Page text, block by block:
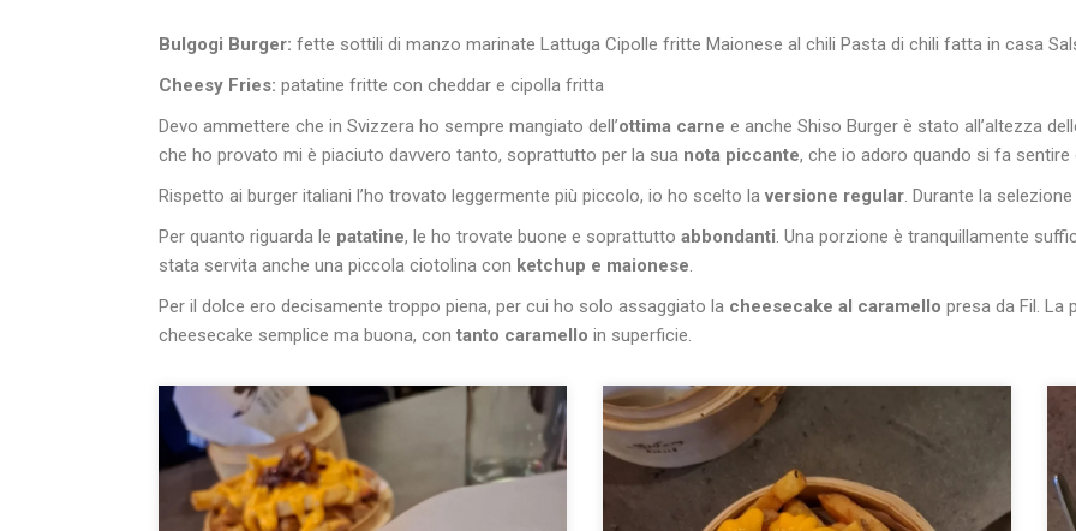
Bulgogi Burger: fette sottili di manzo marinate Lattuga Cipolle fritte Maionese al chili Pasta di chili fatta in casa
Cheesy Fries: patatine fritte con cheddar e cipolla fritta
Devo ammettere che in Svizzera ho sempre mangiato dell’ottima carne e anche Shiso Burger è stato all’altezza
che ho provato mi è piaciuto davvero tanto, soprattutto per la sua nota piccante, che io adoro quando si fa sentire
Rispetto ai burger italiani l’ho trovato leggermente più piccolo, io ho scelto laversione regular. Durante la
Per quanto riguarda le patatine, le ho trovate buone e soprattutto abbondanti. Una porzione è tranquillamente
stata servita anche una piccola ciotolina con ketchup e maionese.
Per il dolce ero decisamente troppo piena, per cui ho solo assaggiato la cheesecake al caramello presa da Fil. La
cheesecake semplice ma buona, con tanto caramello in superficie.